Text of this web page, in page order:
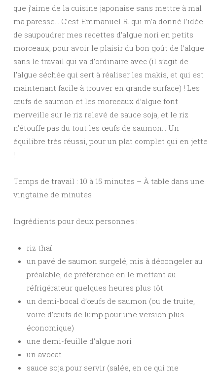
que j’aime de la cuisine japonaise sans mettre à mal
ma paresse… C’est Emmanuel R. qui m’a donné l’idée
de saupoudrer mes recettes d’algue nori en petits
morceaux, pour avoir le plaisir du bon goût de l’algue
sans le travail qui va d’ordinaire avec (il s’agit de
l’algue séchée qui sert à réaliser les makis, et qui est
maintenant facile à trouver en grande surface) ! Les
œufs de saumon et les morceaux d’algue font
merveille sur le riz relevé de sauce soja, et le riz
n’étouffe pas du tout les œufs de saumon… Un
équilibre très réussi, pour un plat complet qui en jette
!
Temps de travail : 10 à 15 minutes – À table dans une
vingtaine de minutes
Ingrédients pour deux personnes :
riz thaï
un pavé de saumon surgelé, mis à décongeler au
préalable, de préférence en le mettant au
réfrigérateur quelques heures plus tôt
un demi-bocal d’œufs de saumon (ou de truite,
voire d’œufs de lump pour une version plus
économique)
une demi-feuille d’algue nori
un avocat
sauce soja pour servir (salée, en ce qui me